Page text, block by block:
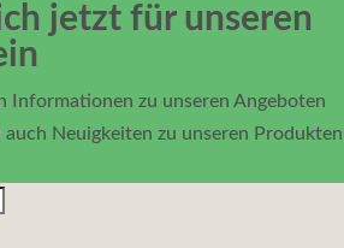
jetzt für unseren
Informationen zu unseren Angeboten
Neuigkeiten zu unseren Produkten